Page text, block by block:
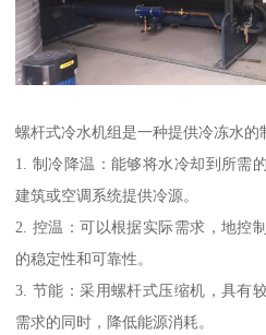
螺杆式冷水机组是一种提供冷冻水的
1. 制冷降温：能够将水冷却到所需
建筑或空调系统提供冷源。
2. 控温：可以根据实际需求，地控
的稳定性和可靠性。
3. 节能：采用螺杆式压缩机，具有
需求的同时，降低能源消耗。